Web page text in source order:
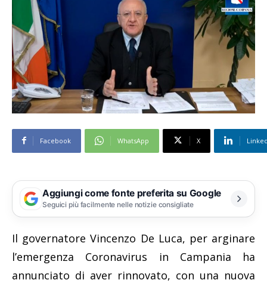
Facebook WhatsApp X
Aggiungi come fonte preferita su Google
Seguici più facilmente nelle notizie consigliate
Il governatore Vincenzo De Luca, per arginare
l’emergenza Coronavirus in Campania ha
annunciato di aver rinnovato, con una nuova